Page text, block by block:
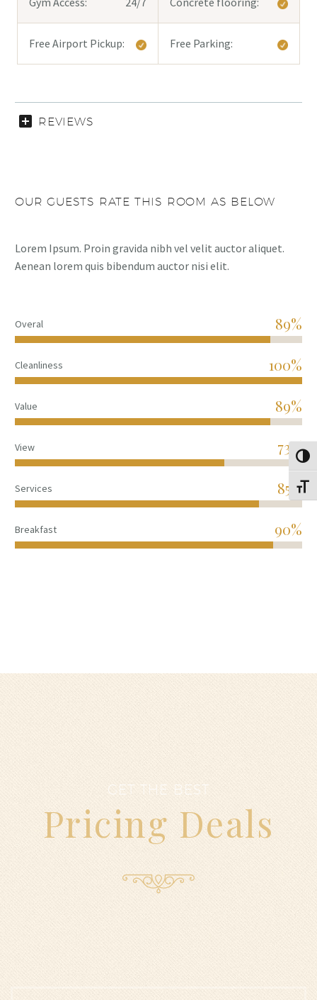
Free Airport Pickup: Free Parking:
REVIEWS
OUR GUESTS RATE THIS ROOM AS BELOW
Lorem Ipsum. Proin gravida nibh vel velit auctor aliquet.
Aenean lorem quis bibendum auctor nisi elit.
Overal 89%
Cleanliness 100%
Value 89%
View 73%
Services 85%
Breakfast 90%
GET THE BEST
Pricing Deals